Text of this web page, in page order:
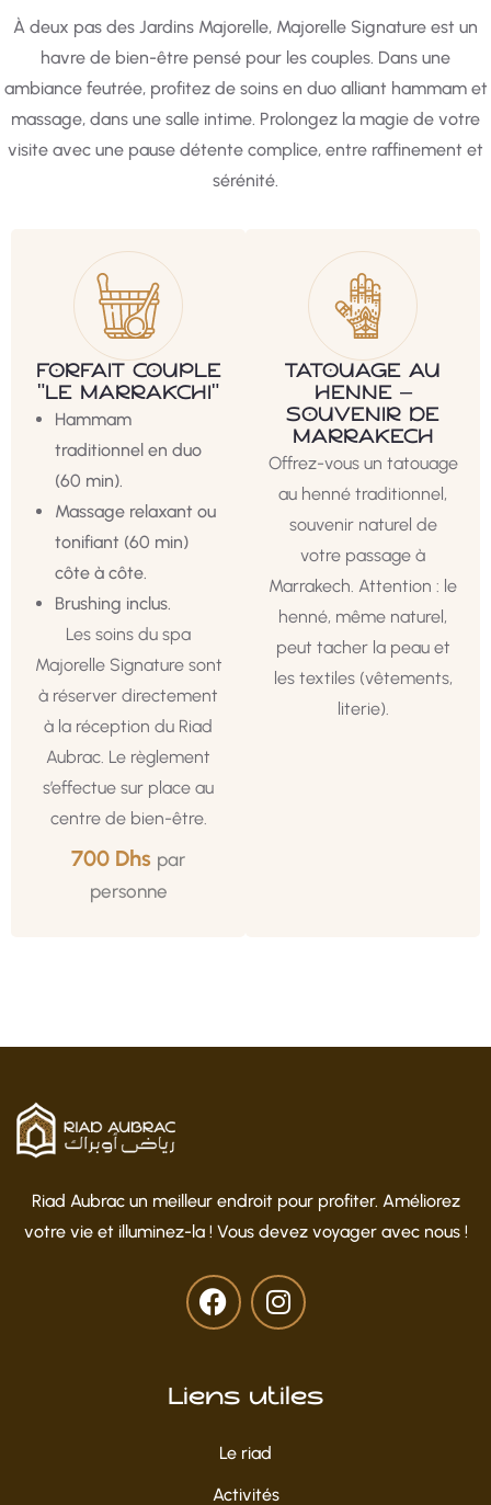
À deux pas des Jardins Majorelle, Majorelle Signature est un
havre de bien-être pensé pour les couples. Dans une
ambiance feutrée, profitez de soins en duo alliant hammam et
massage, dans une salle intime. Prolongez la magie de votre
visite avec une pause détente complice, entre raffinement et
sérénité.
FORFAIT COUPLE
"LE MARRAKCHI"
Hammam
traditionnel en duo
(60 min).
Massage relaxant ou
tonifiant (60 min)
côte à côte.
Brushing inclus.
Les soins du spa
Majorelle Signature sont
à réserver directement
à la réception du Riad
Aubrac. Le règlement
s’effectue sur place au
centre de bien-être.
700 Dhs par
personne
TATOUAGE AU
HENNÉ –
SOUVENIR DE
MARRAKECH
Offrez-vous un tatouage
au henné traditionnel,
souvenir naturel de
votre passage à
Marrakech. Attention : le
henné, même naturel,
peut tacher la peau et
les textiles (vêtements,
literie).
Riad Aubrac un meilleur endroit pour profiter. Améliorez
votre vie et illuminez-la ! Vous devez voyager avec nous !
Liens utiles
Le riad
Activités